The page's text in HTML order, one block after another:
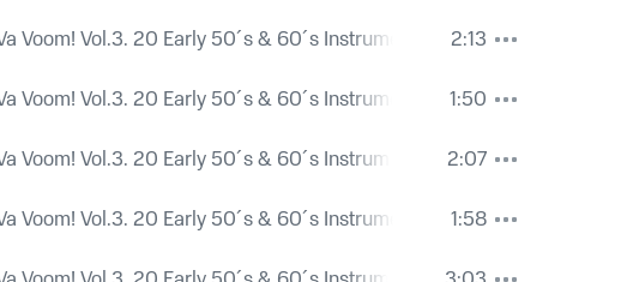
Voom! Vol.3. 20 Early 50´s & 60´s Instrumental Shakers.
2:13
Voom! Vol.3. 20 Early 50´s & 60´s Instrumental Shakers.
1:50
Voom! Vol.3. 20 Early 50´s & 60´s Instrumental Shakers.
2:07
Voom! Vol.3. 20 Early 50´s & 60´s Instrumental Shakers.
1:58